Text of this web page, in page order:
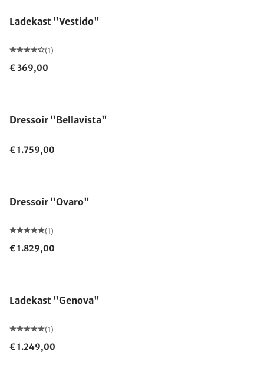
Ladekast "Vestido"
(1)
€ 369,00
Dressoir "Bellavista"
€ 1.759,00
Dressoir "Ovaro"
(1)
€ 1.829,00
Ladekast "Genova"
(1)
€ 1.249,00